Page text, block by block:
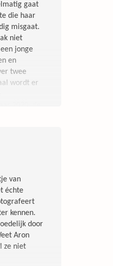
gaat
die haar
misgaat.
niet
jonge
en
twee
wordt er
de
dezelfde
–
Over
af.' - De
verleden
-
Laatste
van
échte
kennen.
door
Aron
ze niet